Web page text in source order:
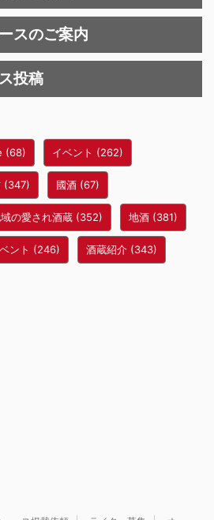
スのご案内
投稿
(68) イベント (262)
(347) 國酒 (67)
の愛され酒蔵 (352) 地酒 (381)
ント (246) 酒蔵紹介 (343)